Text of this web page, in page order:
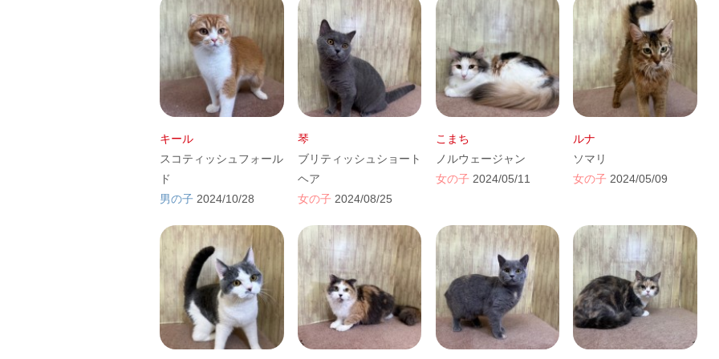
キール
スコティッシュフォール
ド
男の子 2024/10/28
琴
ブリティッシュショート
ヘア
女の子 2024/08/25
こまち
ノルウェージャン
女の子 2024/05/11
ルナ
ソマリ
女の子 2024/05/09